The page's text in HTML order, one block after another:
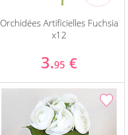
Orchidées Artificielles Fuchsia
x12
3.95 €